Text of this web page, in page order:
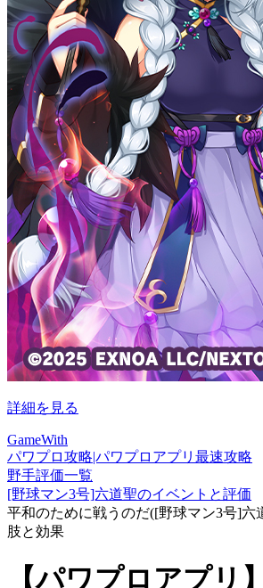
詳細を見る
GameWith
パワプロ攻略|パワプロアプリ最速攻略
野手評価一覧
[野球マン3号]六道聖のイベントと評価
平和のために戦うのだ([野球マン3号]六
肢と効果
【パワプロアプリ